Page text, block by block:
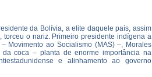
da Bolívia, a elite daquele país, assim
o nariz. Primeiro presidente indígena a
Movimento ao Socialismo (MAS) –, Morales
coca – planta de enorme importância na
e alinhamento ao governo